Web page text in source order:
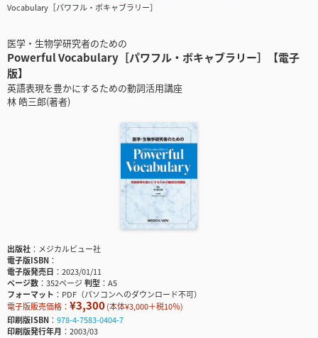
Vocabulary［パワフル・ボキャブラリー］
医学・生物学研究者のための
Powerful Vocabulary［パワフル・ボキャブラリー］【電子
版】
英語表現を豊かにするための動詞活用講座
林 皓三郎(著者)
出版社
メジカルビュー社
電子版ISBN
電子版発売日
2023/01/11
ページ数
352ページ判型
A5
フォーマット
PDF（パソコンへのダウンロード不可）
電子版販売価格： ¥3,300(本体¥3,000＋税10％)
印刷版ISBN
978-4-7583-0404-7
印刷版発行年月
2003/03